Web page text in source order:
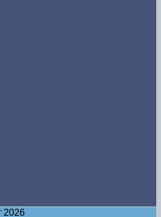
2026